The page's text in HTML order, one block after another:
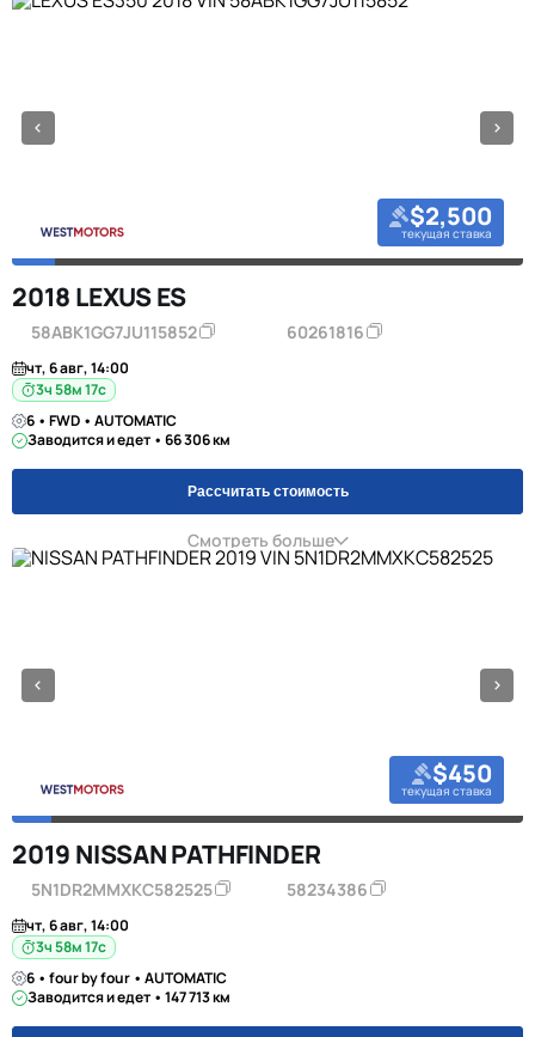
$2,500
текущая ставка
2018 LEXUS ES
58ABK1GG7JU115852 60261816
чт, 6 авг, 14:00
3ч 58м 16с
6 • FWD • AUTOMATIC
Заводится и едет • 66 306 км
Рассчитать стоимость
Смотреть больше
$450
текущая ставка
2019 NISSAN PATHFINDER
5N1DR2MMXKC582525 58234386
чт, 6 авг, 14:00
3ч 58м 16с
6 • four by four • AUTOMATIC
Заводится и едет • 147 713 км